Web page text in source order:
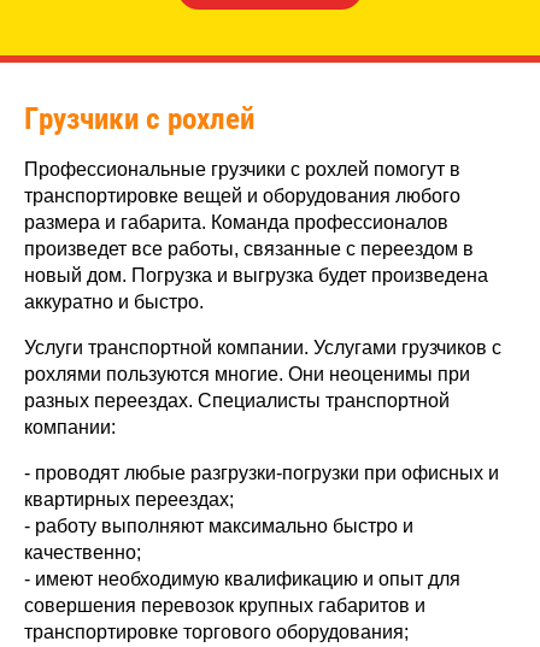
Грузчики с рохлей
Профессиональные грузчики с рохлей помогут в
транспортировке вещей и оборудования любого
размера и габарита. Команда профессионалов
произведет все работы, связанные с переездом в
новый дом. Погрузка и выгрузка будет произведена
аккуратно и быстро.
Услуги транспортной компании. Услугами грузчиков с
рохлями пользуются многие. Они неоценимы при
разных переездах. Специалисты транспортной
компании:
- проводят любые разгрузки-погрузки при офисных и
квартирных переездах;
- работу выполняют максимально быстро и
качественно;
- имеют необходимую квалификацию и опыт для
совершения перевозок крупных габаритов и
транспортировке торгового оборудования;